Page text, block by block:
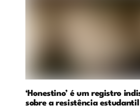
‘Honestino’ é um registro
sobre a resistência estudantil